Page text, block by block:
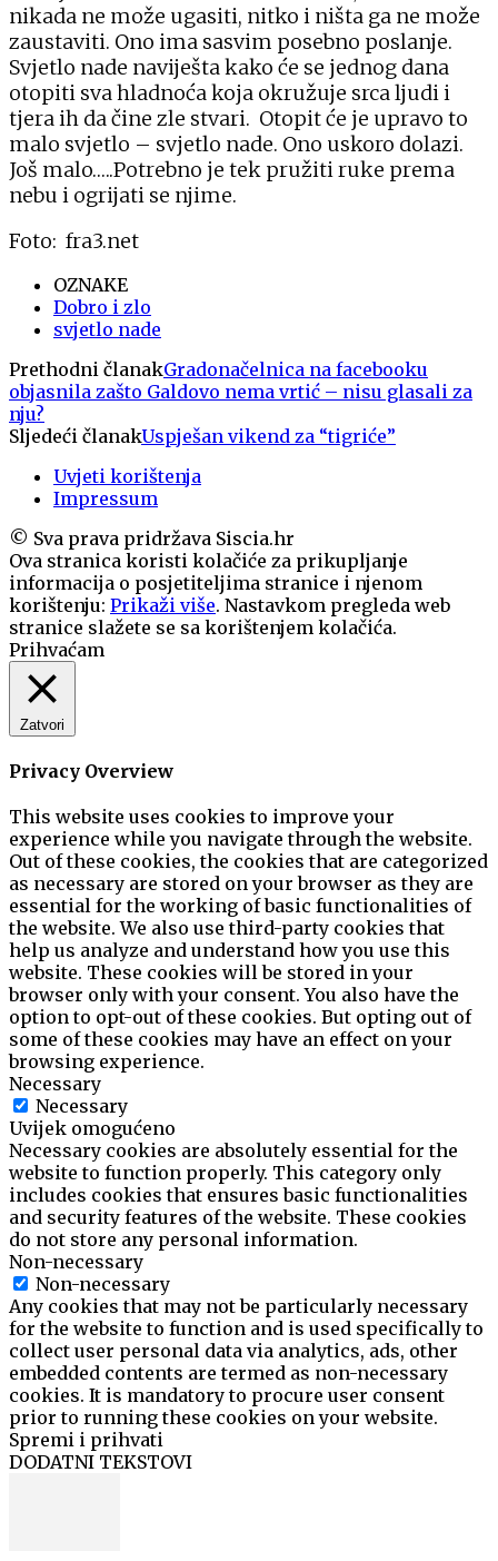
nikada ne može ugasiti, nitko i ništa ga ne može
zaustaviti. Ono ima sasvim posebno poslanje.
Svjetlo nade naviješta kako će se jednog dana
otopiti sva hladnoća koja okružuje srca ljudi i
tjera ih da čine zle stvari. Otopit će je upravo to
malo svjetlo – svjetlo nade. Ono uskoro dolazi.
Još malo…..Potrebno je tek pružiti ruke prema
nebu i ogrijati se njime.
Foto: fra3.net
OZNAKE
Dobro i zlo
svjetlo nade
Prethodni članakGradonačelnica na facebooku
objasnila zašto Galdovo nema vrtić – nisu glasali za
nju?
Sljedeći članakUspješan vikend za “tigriće”
Uvjeti korištenja
Impressum
© Sva prava pridržava Siscia.hr
Ova stranica koristi kolačiće za prikupljanje
informacija o posjetiteljima stranice i njenom
korištenju: Prikaži više. Nastavkom pregleda web
stranice slažete se sa korištenjem kolačića.
Prihvaćam
Zatvori
Privacy Overview
This website uses cookies to improve your
experience while you navigate through the website.
Out of these cookies, the cookies that are categorized
as necessary are stored on your browser as they are
essential for the working of basic functionalities of
the website. We also use third-party cookies that
help us analyze and understand how you use this
website. These cookies will be stored in your
browser only with your consent. You also have the
option to opt-out of these cookies. But opting out of
some of these cookies may have an effect on your
browsing experience.
Necessary
Necessary
Uvijek omogućeno
Necessary cookies are absolutely essential for the
website to function properly. This category only
includes cookies that ensures basic functionalities
and security features of the website. These cookies
do not store any personal information.
Non-necessary
Non-necessary
Any cookies that may not be particularly necessary
for the website to function and is used specifically to
collect user personal data via analytics, ads, other
embedded contents are termed as non-necessary
cookies. It is mandatory to procure user consent
prior to running these cookies on your website.
Spremi i prihvati
DODATNI TEKSTOVI